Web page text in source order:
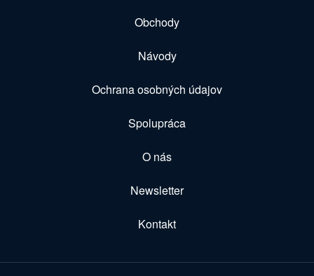
Obchody
Návody
Ochrana osobných údajov
Spolupráca
O nás
Newsletter
Kontakt